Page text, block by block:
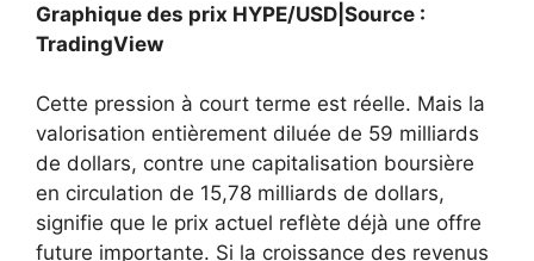
Graphique des prix HYPE/USD|Source :
TradingView
Cette pression à court terme est réelle. Mais la
valorisation entièrement diluée de 59 milliards
de dollars, contre une capitalisation boursière
en circulation de 15,78 milliards de dollars,
signifie que le prix actuel reflète déjà une offre
future importante. Si la croissance des revenus